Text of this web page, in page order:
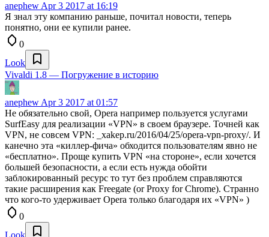
anephew Apr 3 2017 at 16:19
Я знал эту компанию раньше, почитал новости, теперь
понятно, они ее купили ранее.
0
Look
Vivaldi 1.8 — Погружение в историю
anephew Apr 3 2017 at 01:57
Не обязательно свой, Opera например пользуется услугами
SurfEasy для реализации «VPN» в своем браузере. Точней как
VPN, не совсем VPN: _xakep.ru/2016/04/25/opera-vpn-proxy/. И
канечно эта «киллер-фича» обходится пользователям явно не
«бесплатно». Проще купить VPN «на стороне», если хочется
большей безопасности, а если есть нужда обойти
заблокированный ресурс то тут без проблем справляются
такие расширения как Freegate (or Proxy for Chrome). Странно
что кого-то удерживает Opera только благодаря их «VPN» )
0
Look